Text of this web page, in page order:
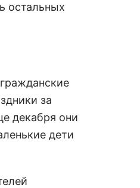
остальных
за
декабря они
дети